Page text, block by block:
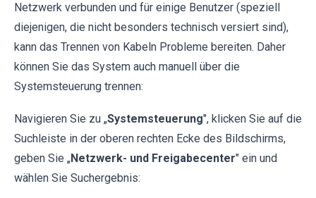
Netzwerk verbunden und für einige Benutzer (speziell
diejenigen, die nicht besonders technisch versiert sind),
kann das Trennen von Kabeln Probleme bereiten. Daher
können Sie das System auch manuell über die
Systemsteuerung trennen:
Navigieren Sie zu „Systemsteuerung", klicken Sie auf die
Suchleiste in der oberen rechten Ecke des Bildschirms,
geben Sie „Netzwerk- und Freigabecenter" ein und
wählen Sie Suchergebnis: